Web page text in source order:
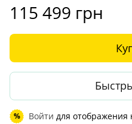
115 499 грн
% Войти для отображения